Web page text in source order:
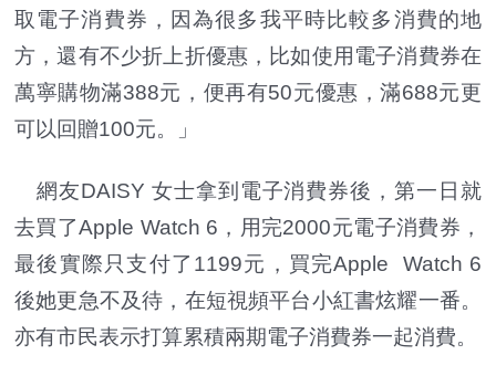
取電子消費券，因為很多我平時比較多消費的地
方，還有不少折上折優惠，比如使用電子消費券在
萬寧購物滿388元，便再有50元優惠，滿688元更
可以回贈100元。」
網友DAISY 女士拿到電子消費券後，第一日就
去買了Apple Watch 6，用完2000元電子消費券，
最後實際只支付了1199元，買完Apple Watch 6
後她更急不及待，在短視頻平台小紅書炫耀一番。
亦有市民表示打算累積兩期電子消費券一起消費。